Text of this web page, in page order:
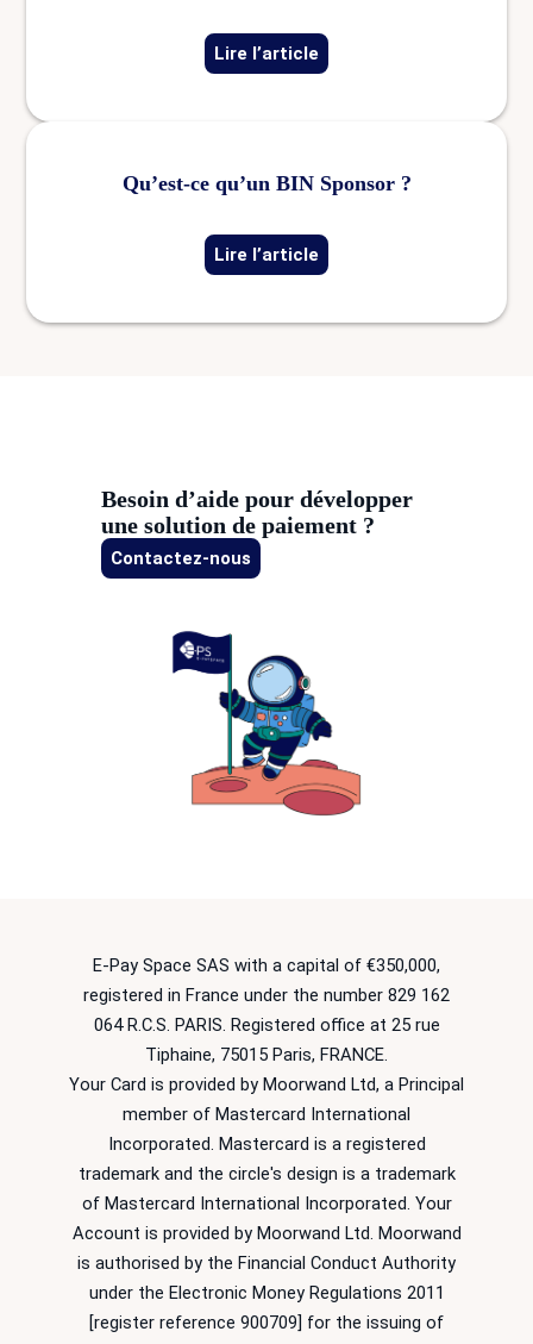
Lire l’article
Qu’est-ce qu’un BIN Sponsor ?
Lire l’article
Besoin d’aide pour développer
une solution de paiement ?
Contactez-nous
E-Pay Space SAS with a capital of €350,000,
registered in France under the number 829 162
064 R.C.S. PARIS. Registered office at 25 rue
Tiphaine, 75015 Paris, FRANCE.
Your Card is provided by Moorwand Ltd, a Principal
member of Mastercard International
Incorporated. Mastercard is a registered
trademark and the circle's design is a trademark
of Mastercard International Incorporated. Your
Account is provided by Moorwand Ltd. Moorwand
is authorised by the Financial Conduct Authority
under the Electronic Money Regulations 2011
[register reference 900709] for the issuing of